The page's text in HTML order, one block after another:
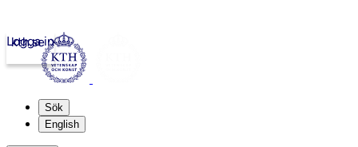
kth.se
Logga in
Sök
English